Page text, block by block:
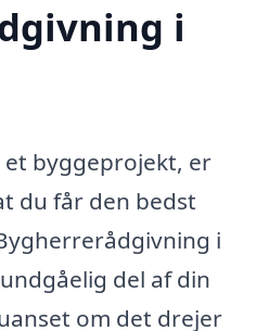
i
byggeprojekt, er
du får den bedst
i
del af din
om det drejer